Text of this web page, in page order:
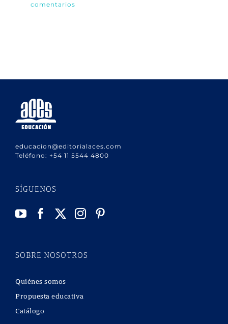
comentarios
educacion@editorialaces.com
Teléfono: +54 11 5544 4800
SÍGUENOS
SOBRE NOSOTROS
Quiénes somos
Propuesta educativa
Catálogo